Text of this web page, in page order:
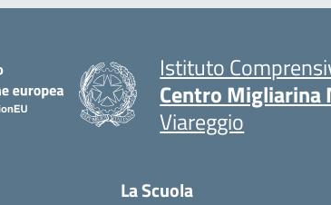
Istituto
Centro Migliarina
Viareggio
La Scuola